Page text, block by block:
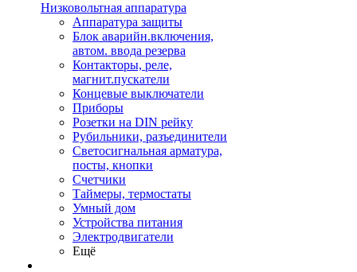
Низковольтная аппаратура
Аппаратура защиты
Блок аварийн.включения,
автом. ввода резерва
Контакторы, реле,
магнит.пускатели
Концевые выключатели
Приборы
Розетки на DIN рейку
Рубильники, разъединители
Светосигнальная арматура,
посты, кнопки
Счетчики
Таймеры, термостаты
Умный дом
Устройства питания
Электродвигатели
Ещё